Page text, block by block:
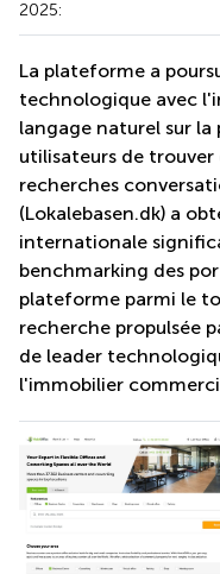
2025:
La plateforme a
technologique avec
langage naturel sur
utilisateurs de trouver
recherches
(Lokalebasen.dk) a
internationale
benchmarking des
plateforme parmi le
recherche propulsée
de leader
l'immobilier